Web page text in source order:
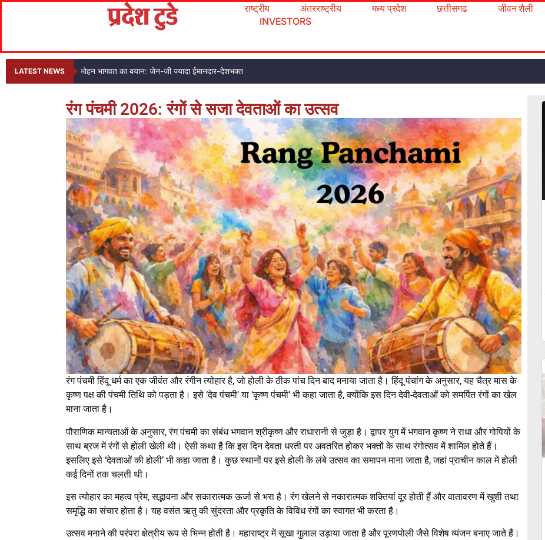
राष्ट्रीय अंतरराष्ट्रीय मध्य प्रदेश छत्तीसगढ जीवन शैली
INVESTORS
LATEST NEWS मोहन भागवत का बयान: जेन-जी ज्यादा ईमानदार-देशभक्त
रंग पंचमी 2026: रंगों से सजा देवताओं का उत्सव
रंग पंचमी हिंदू धर्म का एक जीवंत और रंगीन त्योहार है, जो होली के ठीक पांच दिन बाद मनाया जाता है। हिंदू पंचांग के अनुसार, यह चैत्र मास के
कृष्ण पक्ष की पंचमी तिथि को पड़ता है। इसे ‘देव पंचमी’ या ‘कृष्ण पंचमी’ भी कहा जाता है, क्योंकि इस दिन देवी-देवताओं को समर्पित रंगों का खेल
माना जाता है।
पौराणिक मान्यताओं के अनुसार, रंग पंचमी का संबंध भगवान श्रीकृष्ण और राधारानी से जुड़ा है। द्वापर युग में भगवान कृष्ण ने राधा और गोपियों के
साथ ब्रज में रंगों से होली खेली थी। ऐसी कथा है कि इस दिन देवता धरती पर अवतरित होकर भक्तों के साथ रंगोत्सव में शामिल होते हैं।
इसलिए इसे ‘देवताओं की होली’ भी कहा जाता है। कुछ स्थानों पर इसे होली के लंबे उत्सव का समापन माना जाता है, जहां प्राचीन काल में होली
कई दिनों तक चलती थी।
इस त्योहार का महत्व प्रेम, सद्भावना और सकारात्मक ऊर्जा से भरा है। रंग खेलने से नकारात्मक शक्तियां दूर होती हैं और वातावरण में खुशी तथा
समृद्धि का संचार होता है। यह वसंत ऋतु की सुंदरता और प्रकृति के विविध रंगों का स्वागत भी करता है।
उत्सव मनाने की परंपरा क्षेत्रीय रूप से भिन्न होती है। महाराष्ट्र में सूखा गुलाल उड़ाया जाता है और पूरणपोली जैसे विशेष व्यंजन बनाए जाते हैं।